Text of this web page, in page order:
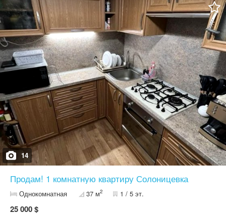
14
Продам! 1 комнатную квартиру Солоницевка
Однокомнатная 37 м2 1 / 5 эт.
25 000 $